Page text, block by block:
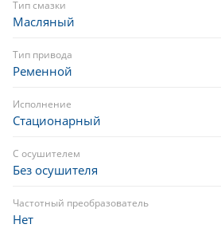
Тип смазки
Масляный
Тип привода
Ременной
Исполнение
Стационарный
С осушителем
Без осушителя
Частотный преобразователь
Нет